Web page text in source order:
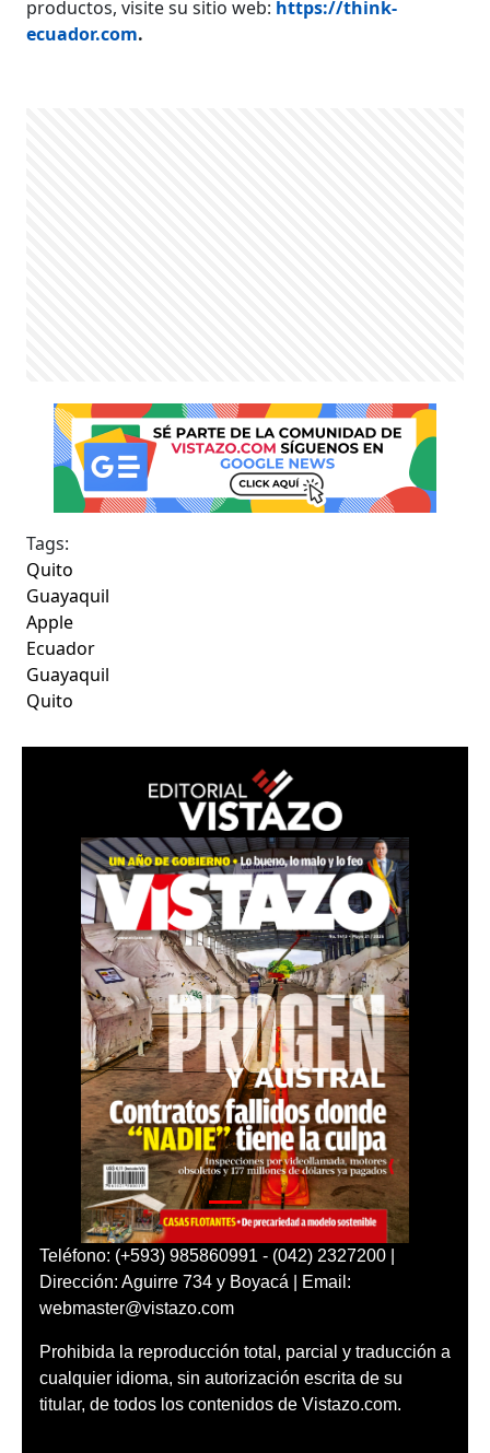
productos, visite su sitio web: https://think-
ecuador.com.
Tags:
Quito
Guayaquil
Apple
Ecuador
Guayaquil
Quito
Teléfono: (+593) 985860991 - (042) 2327200 |
Dirección: Aguirre 734 y Boyacá | Email:
webmaster@vistazo.com
Prohibida la reproducción total, parcial y traducción a
cualquier idioma, sin autorización escrita de su
titular, de todos los contenidos de Vistazo.com.